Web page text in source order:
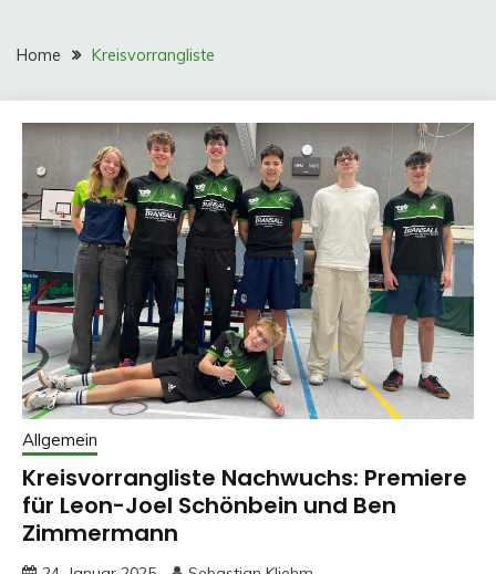
Home Kreisvorrangliste
Allgemein
Kreisvorrangliste Nachwuchs: Premiere
für Leon-Joel Schönbein und Ben
Zimmermann